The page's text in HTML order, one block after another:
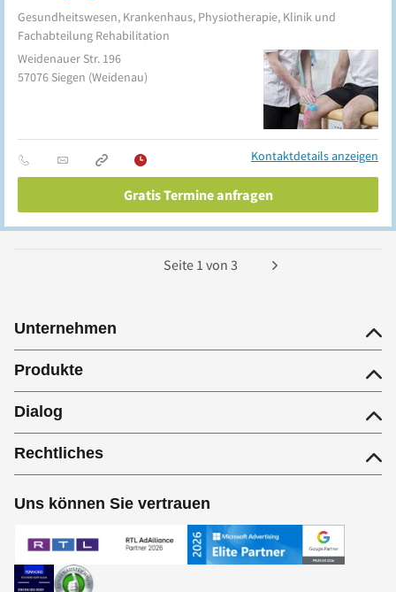
Gesundheitswesen, Krankenhaus, Physiotherapie, Klinik und
Fachabteilung Rehabilitation
Weidenauer Str. 196
57076 Siegen (Weidenau)
Kontaktdetails anzeigen
Gratis Termine anfragen
Seite 1 von 3
Unternehmen
Produkte
Dialog
Rechtliches
Uns können Sie vertrauen